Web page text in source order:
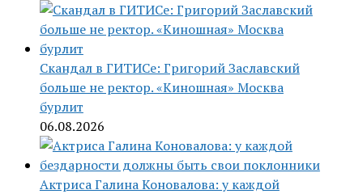
Скандал в ГИТИСе: Григорий Заславский
больше не ректор. «Киношная» Москва
бурлит
06.08.2026
Актриса Галина Коновалова: у каждой